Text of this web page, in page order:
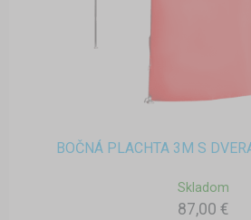
BOČNÁ PLACHTA 3M S
Skladom
87,00 €